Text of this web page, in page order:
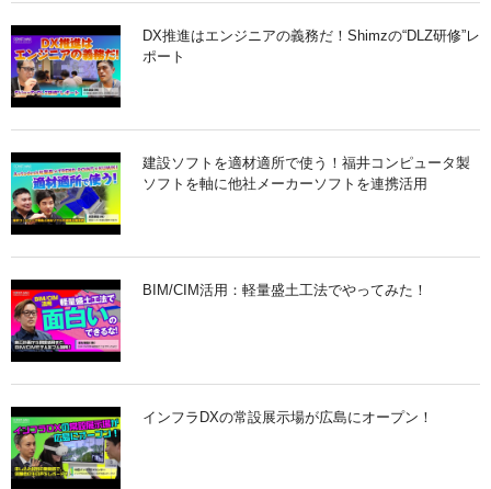
DX推進はエンジニアの義務だ！Shimzの“DLZ研修”レ
ポート
建設ソフトを適材適所で使う！福井コンピュータ製
ソフトを軸に他社メーカーソフトを連携活用
BIM/CIM活用：軽量盛土工法でやってみた！
インフラDXの常設展示場が広島にオープン！